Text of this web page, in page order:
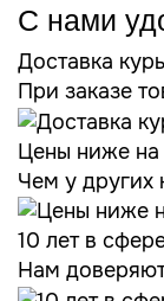
С нами
Доставка
При заказе
Цены ниже
Чем у других
10 лет в
Нам